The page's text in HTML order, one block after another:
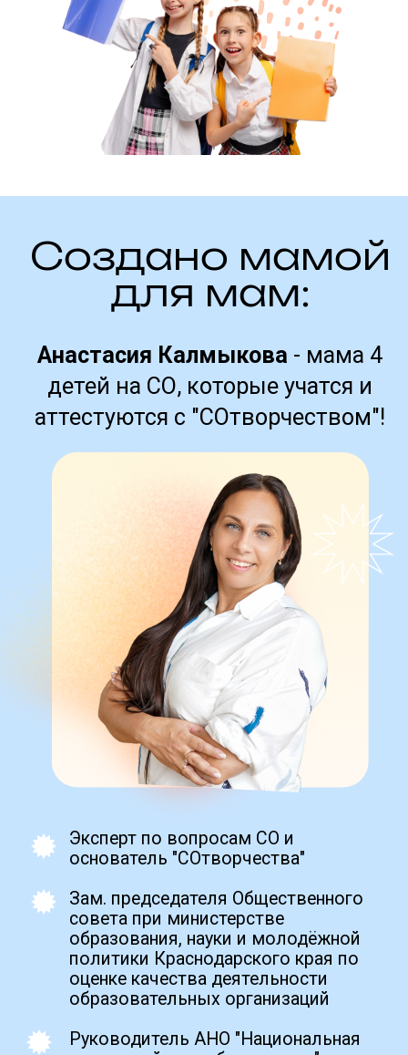
Зам. председателя Общественного
совета при министерстве
образования, науки и молодёжной
политики Краснодарского края по
оценке качества деятельности
образовательных организаций
Руководитель АНО "Национальная
лига семейного образования"
Zero
create your own
block from scratch
ПОПРОБУЙТЕ
БЕСПЛАТНО
игровые тренажеры для подготовки,
которые так любят дети!
демотесты для уверенности,
подобные аттестационным
Промежуточная
аттестация (ПА):